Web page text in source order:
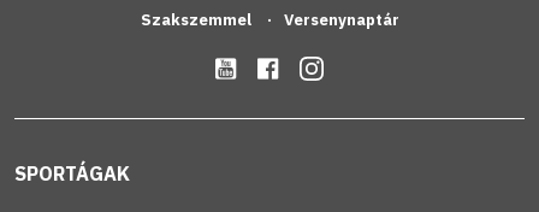
Szakszemmel Versenynaptár
SPORTÁGAK